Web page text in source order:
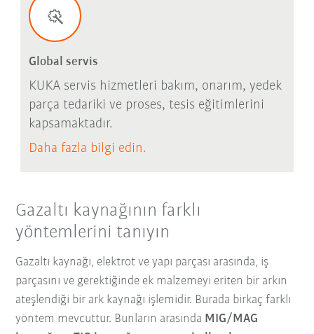
Global servis
KUKA servis hizmetleri bakım, onarım, yedek
parça tedariki ve proses, tesis eğitimlerini
kapsamaktadır.
Daha fazla bilgi edin.
Gazaltı kaynağının farklı
yöntemlerini tanıyın
Gazaltı kaynağı, elektrot ve yapı parçası arasında, iş
parçasını ve gerektiğinde ek malzemeyi eriten bir arkın
ateşlendiği bir ark kaynağı işlemidir. Burada birkaç farklı
yöntem mevcuttur. Bunların arasında MIG/MAG